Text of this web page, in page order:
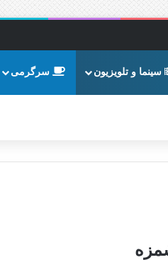
سینما و تلویزیون سرگرمی